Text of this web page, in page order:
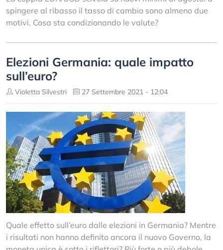
spingere al ribasso il tasso di cambio sono almeno due
motivi. Cosa sta condizionando le valute?
Elezioni Germania: quale impatto
sull’euro?
Violetta Silvestri 27 Settembre 2021 - 12:04
Quale effetto sull’euro dalle elezioni in Germania? Mentre
i risultati non hanno definito ancora il nuovo Governo, la